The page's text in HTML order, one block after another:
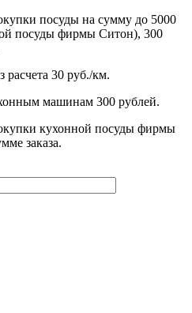
посуды на сумму до 5000
посуды фирмы Ситон), 300
30 руб./км.
машинам 300 рублей.
кухонной посуды фирмы
заказа.